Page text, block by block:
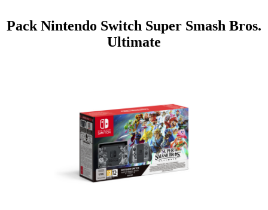
Pack Nintendo Switch Super Smash Bros.
Ultimate